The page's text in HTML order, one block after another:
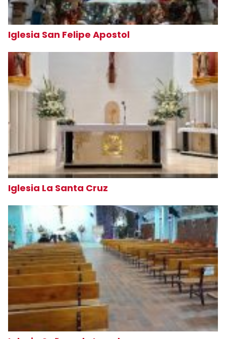
Iglesia San Felipe Apostol
Iglesia La Santa Cruz